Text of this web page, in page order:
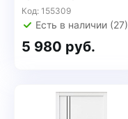
Код: 155309
Есть в наличии (27)
5 980 руб.